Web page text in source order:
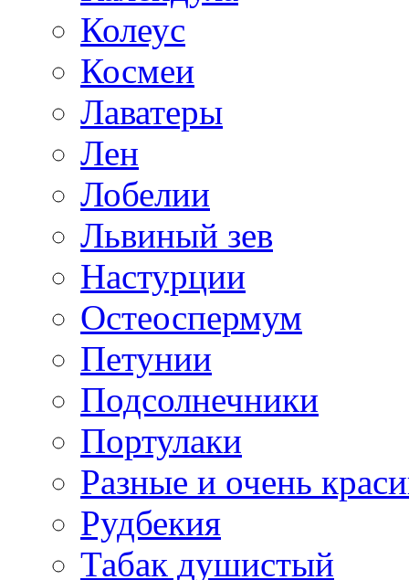
Колеус
Космеи
Лаватеры
Лен
Лобелии
Львиный зев
Настурции
Остеоспермум
Петунии
Подсолнечники
Портулаки
Разные и очень
Рудбекия
Табак душистый